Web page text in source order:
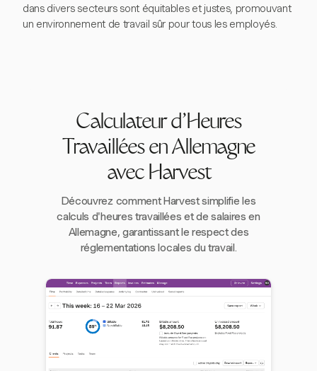
dans divers secteurs sont équitables et justes, promouvant
un environnement de travail sûr pour tous les employés.
Calculateur d'Heures
Travaillées en Allemagne
avec Harvest
Découvrez comment Harvest simplifie les
calculs d'heures travaillées et de salaires en
Allemagne, garantissant le respect des
réglementations locales du travail.